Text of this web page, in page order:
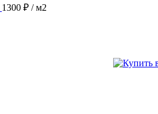
1300 ₽ / м2